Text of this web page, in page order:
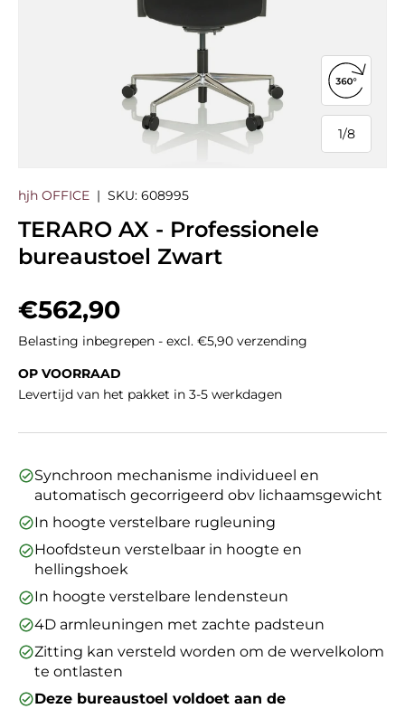
1/
van
8
360°-
hjh OFFICE | SKU: 608995
TERARO AX - Professionele
bureaustoel Zwart
Reguliere prijs
€562,90
Belasting inbegrepen - excl. €5,90 verzending
OP VOORRAAD
Levertijd van het pakket in 3-5 werkdagen
Synchroon mechanisme individueel en
automatisch gecorrigeerd obv lichaamsgewicht
In hoogte verstelbare rugleuning
Hoofdsteun verstelbaar in hoogte en
hellingshoek
In hoogte verstelbare lendensteun
4D armleuningen met zachte padsteun
Zitting kan versteld worden om de wervelkolom
te ontlasten
Deze bureaustoel voldoet aan de